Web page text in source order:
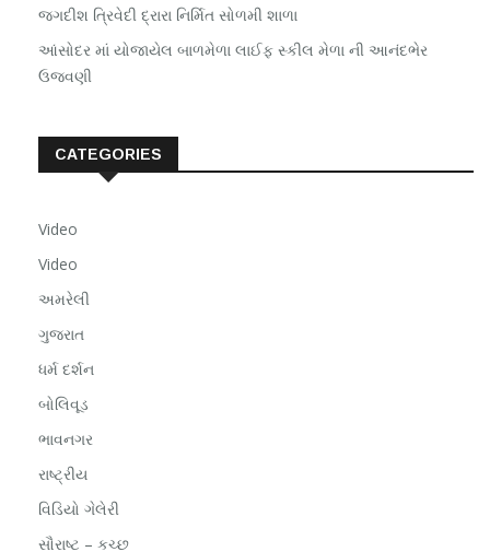
જગદીશ ત્રિવેદી દ્રારા નિર્મિત સોળમી શાળા
આંસોદર માં યોજાયેલ બાળમેળા લાઈફ સ્કીલ મેળા ની આનંદભેર
ઉજવણી
CATEGORIES
Video
Video
અમરેલી
ગુજરાત
ધર્મ દર્શન
બોલિવૂડ
ભાવનગર
રાષ્ટ્રીય
વિડિયો ગેલેરી
સૌરાષ્ટ – કચ્છ